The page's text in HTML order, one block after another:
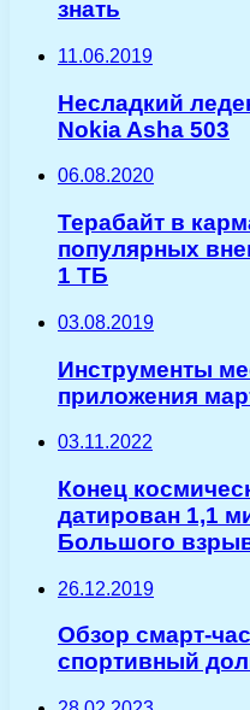
знать
11.06.2019
Несладкий
Nokia Asha 503
06.08.2020
Терабайт в
популярных
1 ТБ
03.08.2019
Инструменты
приложения
03.11.2022
Конец
датирован 1,1
Большого
26.12.2019
Обзор смарт-
спортивный